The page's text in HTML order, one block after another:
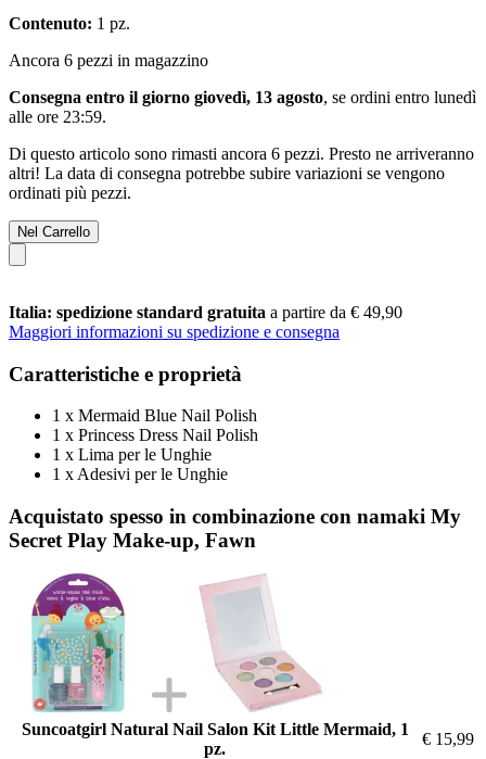
Contenuto: 1 pz.
Ancora 6 pezzi in magazzino
Consegna entro il giorno giovedì, 13 agosto, se ordini entro lunedì
alle ore 23:59.
Di questo articolo sono rimasti ancora 6 pezzi. Presto ne arriveranno
altri! La data di consegna potrebbe subire variazioni se vengono
ordinati più pezzi.
Nel Carrello
Italia: spedizione standard gratuita a partire da € 49,90
Maggiori informazioni su spedizione e consegna
Caratteristiche e proprietà
1 x Mermaid Blue Nail Polish
1 x Princess Dress Nail Polish
1 x Lima per le Unghie
1 x Adesivi per le Unghie
Acquistato spesso in combinazione con namaki My
Secret Play Make-up, Fawn
Suncoatgirl Natural Nail Salon Kit Little Mermaid, 1
pz.
€ 15,99